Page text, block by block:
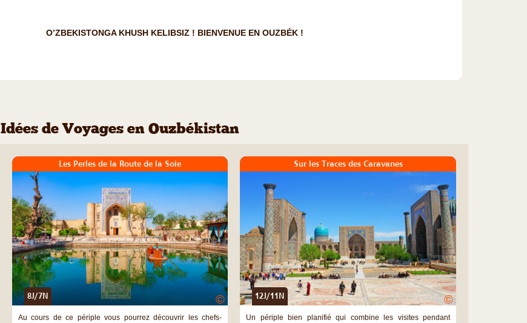
O’ZBEKISTONGA KHUSH KELIBSIZ ! BIENVENUE EN OUZBÉK !
Idées de Voyages en Ouzbékistan
Les Perles de la Route de la Soie
8J/7N ©
Au cours de ce périple vous pourrez découvrir les chefs-
Sur les Traces des Caravanes
12J/11N ©
Un périple bien planifié qui combine les visites pendant